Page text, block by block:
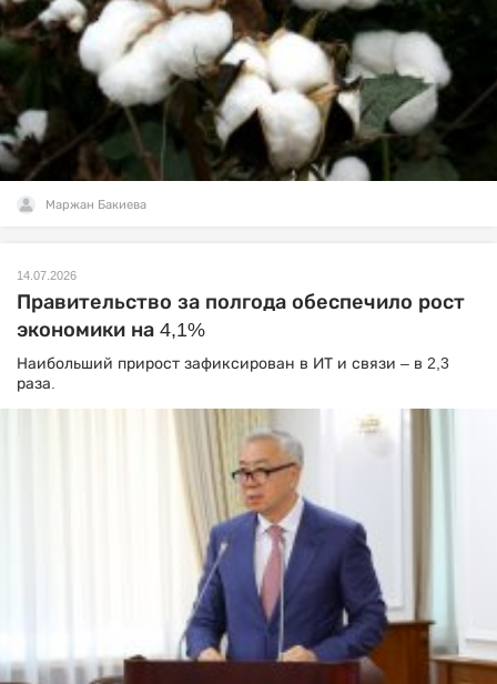
Маржан Бакиева
14.07.2026
Правительство за полгода обеспечило рост
экономики на 4,1%
Наибольший прирост зафиксирован в ИТ и связи – в 2,3
раза.